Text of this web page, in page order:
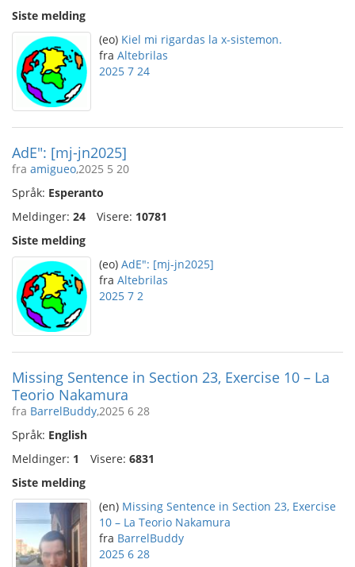
Siste melding
(eo) Kiel mi rigardas la x-sistemon.
fra Altebrilas
2025 7 24
AdE": [mj-jn2025]
fra amigueo,2025 5 20
Språk: Esperanto
Meldinger: 24 Visere: 10781
Siste melding
(eo) AdE": [mj-jn2025]
fra Altebrilas
2025 7 2
Missing Sentence in Section 23, Exercise 10 – La
Teorio Nakamura
fra BarrelBuddy,2025 6 28
Språk: English
Meldinger: 1 Visere: 6831
Siste melding
(en) Missing Sentence in Section 23, Exercise
10 – La Teorio Nakamura
fra BarrelBuddy
2025 6 28